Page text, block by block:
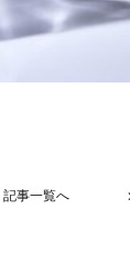
記事一覧へ